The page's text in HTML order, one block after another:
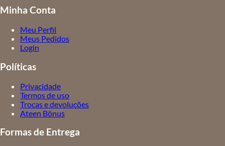
Minha Conta
Meu Perfil
Meus Pedidos
Login
Políticas
Privacidade
Termos de uso
Trocas e devoluções
Ateen Bônus
Formas de Entrega